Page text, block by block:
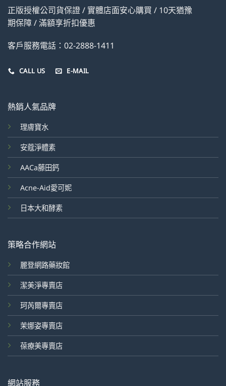
正版授權公司貨保證 / 實體店面安心購買 / 10天猶豫
期保障 / 滿額享折扣優惠
客戶服務電話：02-2888-1411
CALL US E-MAIL
熱銷人氣品牌
理膚寶水
安蔻淨體素
AACa藤田鈣
Acne-Aid愛可妮
日本大和酵素
策略合作網站
麗登網路藥妝館
潔美淨專賣店
珂芮爾專賣店
茉娜姿專賣店
葆療美專賣店
網站服務